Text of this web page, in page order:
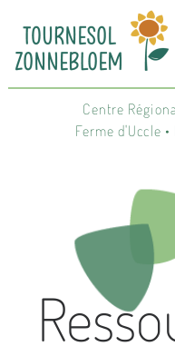
Centre
Ferme d'Uccle